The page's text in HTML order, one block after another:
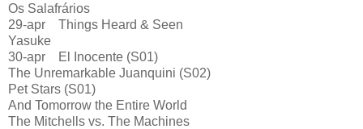
Os Salafrários
29-apr Things Heard & Seen
Yasuke
30-apr El Inocente (S01)
The Unremarkable Juanquini (S02)
Pet Stars (S01)
And Tomorrow the Entire World
The Mitchells vs. The Machines